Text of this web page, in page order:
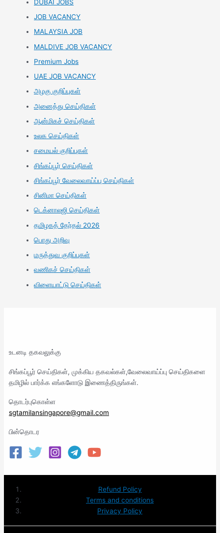
DUBAI JOBS
JOB VACANCY
MALAYSIA JOB
MALDIVE JOB VACANCY
Premium Jobs
UAE JOB VACANCY
அழகு குறிப்புகள்
அனைத்து செய்திகள்
ஆன்மிகச் செய்திகள்
உலக செய்திகள்
சமையல் குறிப்புகள்
சிங்கப்பூர் செய்திகள்
சிங்கப்பூர் வேலைவாய்ப்பு செய்திகள்
சினிமா செய்திகள்
டெக்னாலஜி செய்திகள்
தமிழகத் தேர்தல் 2026
பொது அறிவு
மருத்துவ குறிப்புகள்
வணிகச் செய்திகள்
விளையாட்டு செய்திகள்
உடனடி தகவலுக்கு
சிங்கப்பூர் செய்திகள், முக்கிய தகவல்கள்,வேலைவாய்ப்பு செய்திகளை
தமிழில் பார்க்க எங்களோடு இணைத்திருங்கள்.
தொடர்புகொள்ள
sgtamilansingapore@gmail.com
பின்தொடர
Refund Policy
Terms and conditions
Privacy Policy